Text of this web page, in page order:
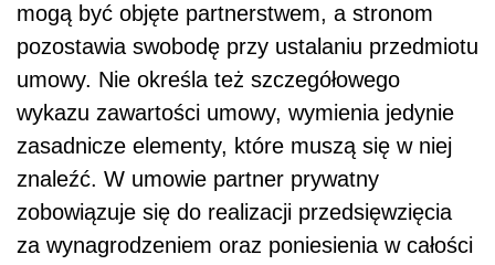
mogą być objęte partnerstwem, a stronom
pozostawia swobodę przy ustalaniu przedmiotu
umowy. Nie określa też szczegółowego
wykazu zawartości umowy, wymienia jedynie
zasadnicze elementy, które muszą się w niej
znaleźć. W umowie partner prywatny
zobowiązuje się do realizacji przedsięwzięcia
za wynagrodzeniem oraz poniesienia w całości